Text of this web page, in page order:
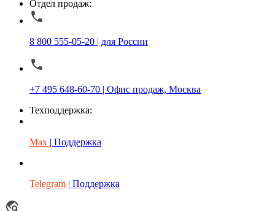
Отдел продаж:
8 800 555-05-20 | для России
+7 495 648-60-70 | Офис продаж, Москва
Техподдержка:
Max | Поддержка
Telegram | Поддержка